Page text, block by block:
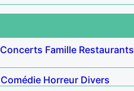
Concerts Famille Restaurants
Comédie Horreur Divers